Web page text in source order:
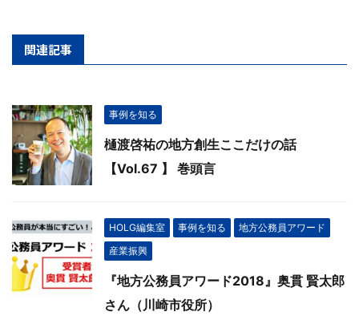
関連記事
事例を知る
樋渡啓祐の地方創生ここだけの話
【Vol.67 】 巻頭言
HOLG編集室 事例を知る
地方公務員アワード
産業振興
『地方公務員アワード2018』奥貫 賢太郎
さん（川崎市役所）